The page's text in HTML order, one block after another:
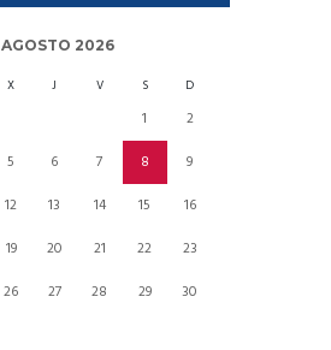
AGOSTO 2026
X J V S D
1
2
5 6 7 8
9
12 13 14 15
16
19 20 21 22
23
26 27 28 29
30